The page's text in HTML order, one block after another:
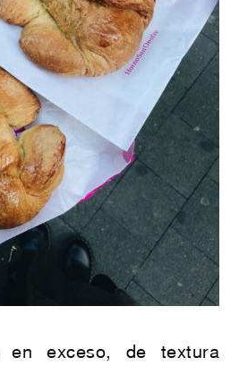
en exceso, de textura